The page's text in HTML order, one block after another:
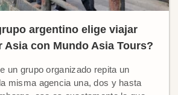
argentino elige viajar
Asia con Mundo Asia Tours?
un grupo organizado repita un
misma agencia una, dos y hasta